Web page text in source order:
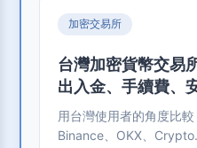
加密交易所
台灣加密貨幣交易
出入金、手續費、
用台灣使用者的角度比較
Binance、OKX、